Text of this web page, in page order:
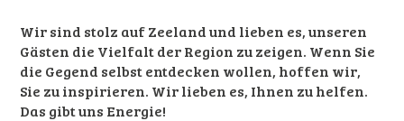
Wir sind stolz auf Zeeland und lieben es, unseren
Gästen die Vielfalt der Region zu zeigen. Wenn Sie
die Gegend selbst entdecken wollen, hoffen wir,
Sie zu inspirieren. Wir lieben es, Ihnen zu helfen.
Das gibt uns Energie!